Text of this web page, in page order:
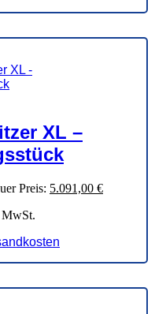
XL –
Preis: 5.091,00 €Aktueller